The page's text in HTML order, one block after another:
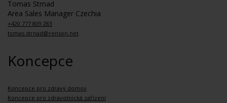
Tomas Strnad
Area Sales Manager Czechia
+420 777 809 283
tomas.strnad@renson.net
Koncepce
Koncepce pro zdravý domov
Koncepce pro zdravotnická zařízení